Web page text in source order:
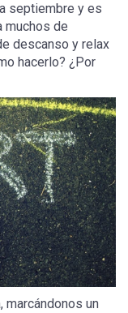
septiembre y es
muchos de
descanso y relax
hacerlo? ¿Por
un